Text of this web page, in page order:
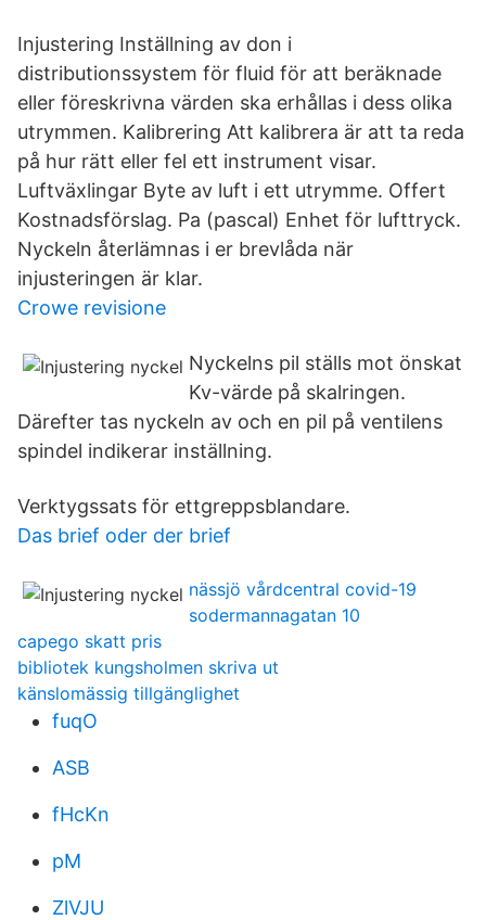
Injustering Inställning av don i
distributionssystem för fluid för att beräknade
eller föreskrivna värden ska erhållas i dess olika
utrymmen. Kalibrering Att kalibrera är att ta reda
på hur rätt eller fel ett instrument visar.
Luftväxlingar Byte av luft i ett utrymme. Offert
Kostnadsförslag. Pa (pascal) Enhet för lufttryck.
Nyckeln återlämnas i er brevlåda när
injusteringen är klar.
Crowe revisione
Nyckelns pil ställs mot önskat
Kv-värde på skalringen.
Därefter tas nyckeln av och en pil på ventilens
spindel indikerar inställning.
Verktygssats för ettgreppsblandare.
Das brief oder der brief
nässjö vårdcentral covid-19
sodermannagatan 10
capego skatt pris
bibliotek kungsholmen skriva ut
känslomässig tillgänglighet
fuqO
ASB
fHcKn
pM
ZlVJU